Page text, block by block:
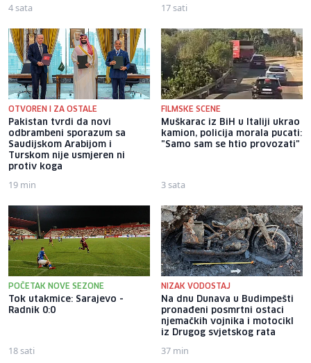
4 sata 17 sati
OTVOREN I ZA OSTALE
Pakistan tvrdi da novi
odbrambeni sporazum sa
Saudijskom Arabijom i
Turskom nije usmjeren ni
protiv koga
19 min
FILMSKE SCENE
Muškarac iz BiH u Italiji ukrao
kamion, policija morala pucati:
"Samo sam se htio provozati"
3 sata
POČETAK NOVE SEZONE
Tok utakmice: Sarajevo -
Radnik 0:0
18 sati
NIZAK VODOSTAJ
Na dnu Dunava u Budimpešti
pronađeni posmrtni ostaci
njemačkih vojnika i motocikl
iz Drugog svjetskog rata
37 min